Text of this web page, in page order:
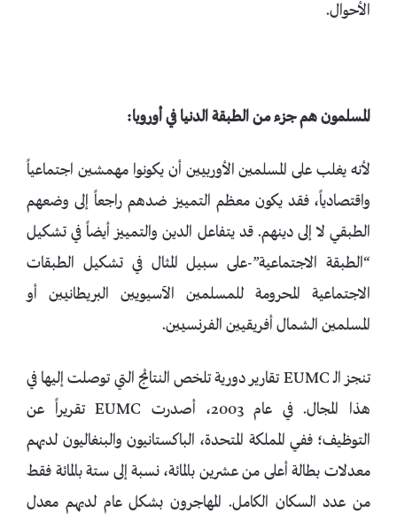
الأحوال.
المسلمون هم جزء من الطبقة الدنيا في أوروبا:
لأنه يغلب على المسلمين الأوربيين أن يكونوا مهمشين اجتماعياً
واقتصادياً، فقد يكون معظم التمييز ضدهم راجعاً إلى وضعهم
الطبقي لا إلى دينهم. قد يتفاعل الدين والتمييز أيضاً في تشكيل
“الطبقة الاجتماعية”-على سبيل المثال في تشكيل الطبقات
الاجتماعية المحرومة للمسلمين الآسيويين البريطانيين أو
المسلمين الشمال أفريقيين الفرنسيين.
تنجز الـ EUMC تقارير دورية تلخص النتائج التي توصلت إليها في
هذا المجال. في عام 2003، أصدرت EUMC تقريراً عن
التوظيف؛ ففي المملكة المتحدة، الباكستانيون والبنغاليون لديهم
معدلات بطالة أعلى من عشرين بالمائة، نسبة إلى ستة بالمائة فقط
من عدد السكان الكامل. المهاجرون بشكل عام لديهم معدل